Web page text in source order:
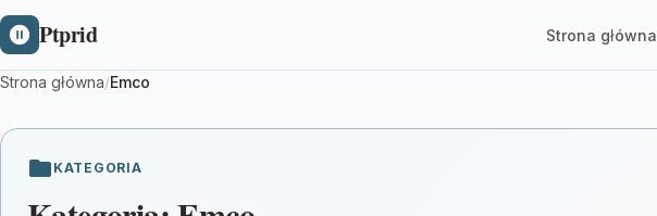
Ptprid Strona główna
Strona główna/Emco
KATEGORIA